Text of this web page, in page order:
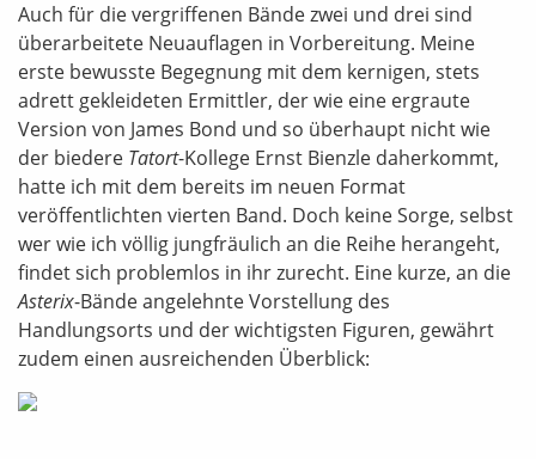
Auch für die vergriffenen Bände zwei und drei sind
überarbeitete Neuauflagen in Vorbereitung. Meine
erste bewusste Begegnung mit dem kernigen, stets
adrett gekleideten Ermittler, der wie eine ergraute
Version von James Bond und so überhaupt nicht wie
der biedere Tatort-Kollege Ernst Bienzle daherkommt,
hatte ich mit dem bereits im neuen Format
veröffentlichten vierten Band. Doch keine Sorge, selbst
wer wie ich völlig jungfräulich an die Reihe herangeht,
findet sich problemlos in ihr zurecht. Eine kurze, an die
Asterix-Bände angelehnte Vorstellung des
Handlungsorts und der wichtigsten Figuren, gewährt
zudem einen ausreichenden Überblick: